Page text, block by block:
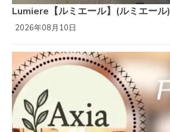
Lumiere【ルミエール】(ルミエール)
2026年08月10日